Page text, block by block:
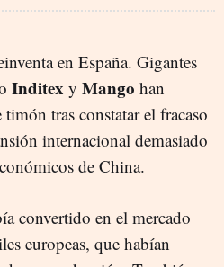
en España. Gigantes
Inditex y Mango han
tras constatar el fracaso
internacional demasiado
de China.
convertido en el mercado
europeas, que habían